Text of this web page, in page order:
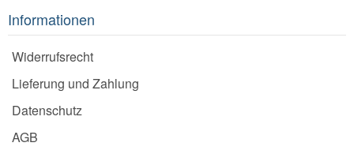
Informationen
Widerrufsrecht
Lieferung und Zahlung
Datenschutz
AGB